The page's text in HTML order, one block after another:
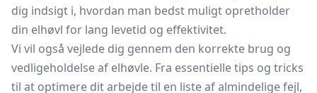
dig indsigt i, hvordan man bedst muligt opretholder
din elhøvl for lang levetid og effektivitet.
Vi vil også vejlede dig gennem den korrekte brug og
vedligeholdelse af elhøvle. Fra essentielle tips og tricks
til at optimere dit arbejde til en liste af almindelige fejl,